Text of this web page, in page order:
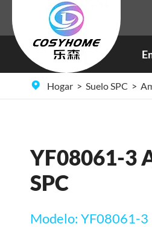
Hogar Suelo SPC
YF08061-3
SPC
Modelo: YF08061-3